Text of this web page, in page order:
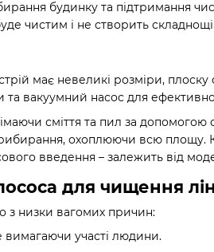
будинку та підтримання
чистим і не створить
має невеликі розміри, плоску
та вакуумний насос для
сміття та пил за
охоплюючи всю
введення – залежить від
для чищення
з низки вагомих причин:
вимагаючи участі людини.